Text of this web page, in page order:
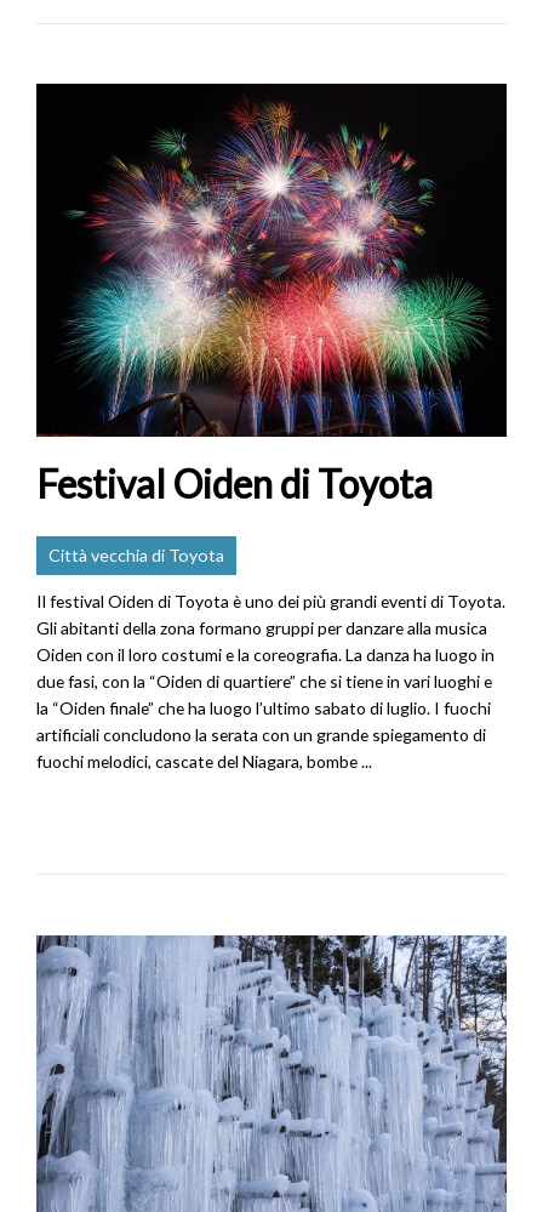
Festival Oiden di Toyota
Città vecchia di Toyota
Il festival Oiden di Toyota è uno dei più grandi eventi di Toyota.
Gli abitanti della zona formano gruppi per danzare alla musica
Oiden con il loro costumi e la coreografia. La danza ha luogo in
due fasi, con la “Oiden di quartiere” che si tiene in vari luoghi e
la “Oiden finale” che ha luogo l’ultimo sabato di luglio. I fuochi
artificiali concludono la serata con un grande spiegamento di
fuochi melodici, cascate del Niagara, bombe ...